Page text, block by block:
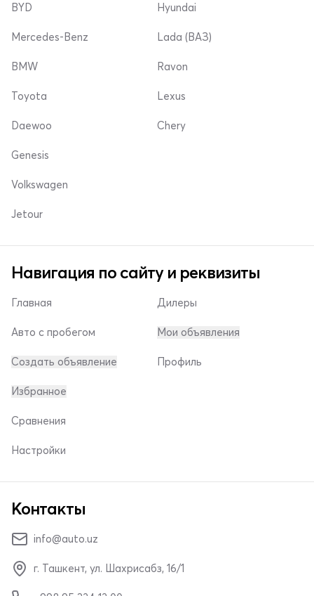
BYD
Mercedes-Benz
Hyundai
Lada (ВАЗ)
BMW
Toyota
Daewoo
Ravon
Lexus
Chery
Genesis
Volkswagen
Jetour
Навигация по сайту и реквизиты
Главная
Авто с пробегом
Создать объявление
Дилеры
Мои объявления
Профиль
Избранное
Сравнения
Настройки
Контакты
info@auto.uz
г. Ташкент, ул. Шахрисабз, 16/1